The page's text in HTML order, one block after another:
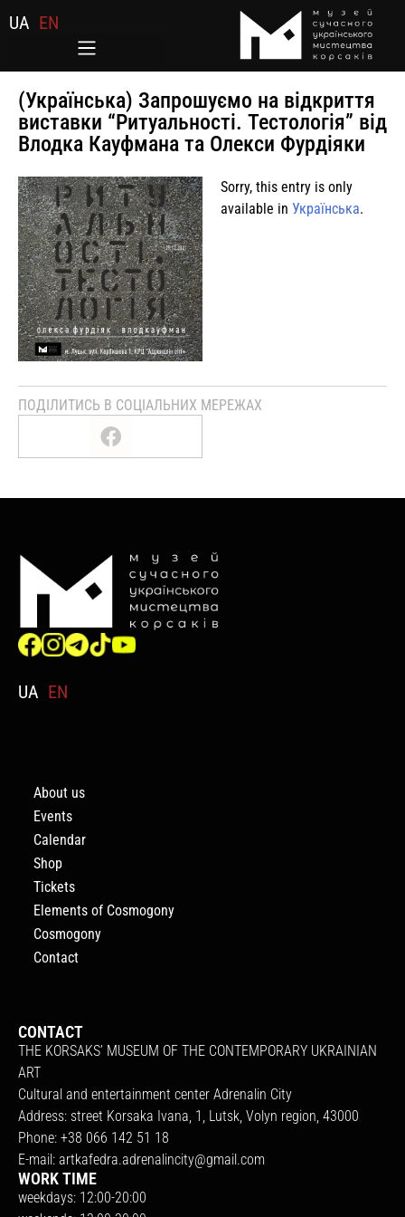
UA EN
(Українська) Запрошуємо на відкриття
виставки “Ритуальності. Тестологія” від
Влодка Кауфмана та Олекси Фурдіяки
Sorry, this entry is only
available in Українська.
ПОДІЛИТИСЬ В СОЦІАЛЬНИХ МЕРЕЖАХ
UA EN
About us
Events
Calendar
Shop
Tickets
Elements of Cosmogony
Cosmogony
Contact
CONTACT
THE KORSAKS’ MUSEUM OF THE CONTEMPORARY UKRAINIAN
ART
Cultural and entertainment center Adrenalin City
Address: street Korsaka Ivana, 1, Lutsk, Volyn region, 43000
Phone: +38 066 142 51 18
E-mail: artkafedra.adrenalincity@gmail.com
WORK TIME
weekdays: 12:00-20:00